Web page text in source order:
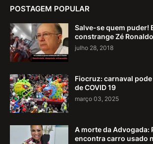
POSTAGEM POPULAR
Salve-se quem puder!
constrange Zé
julho 28, 2018
Fiocruz: carnaval
de COVID 19
março 03, 2025
A morte da Advogada:
encontra carro usado